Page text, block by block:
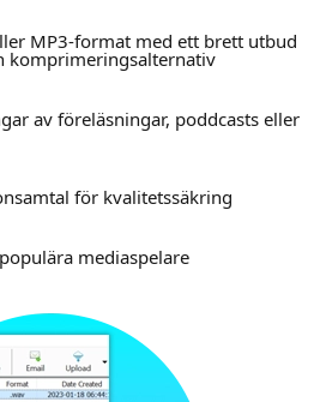
MP3-format med ett brett utbud
komprimeringsalternativ
av föreläsningar, poddcasts eller
för kvalitetssäkring
mediaspelare